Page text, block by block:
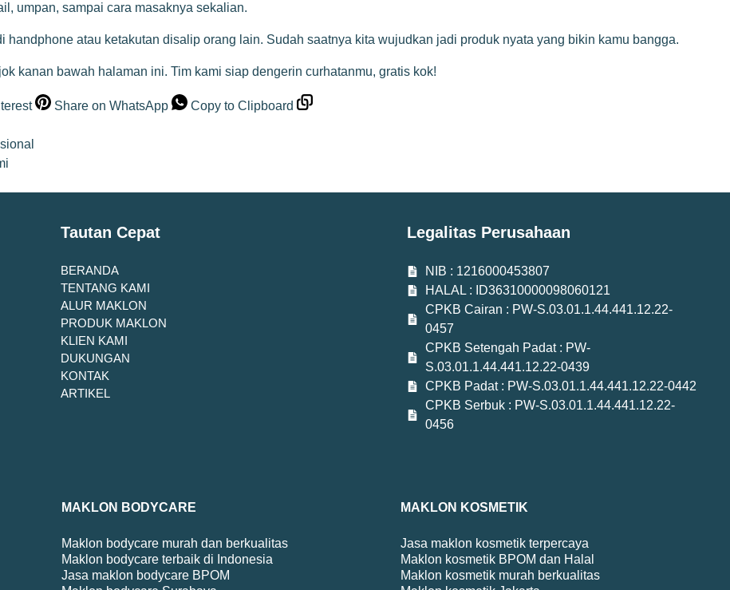
umpan, sampai cara masaknya sekalian.
handphone atau ketakutan disalip orang lain. Sudah saatnya kita wujudkan jadi produk nyata yang bikin kamu bangga.
kanan bawah halaman ini. Tim kami siap dengerin curhatanmu, gratis kok!
Share on WhatsApp Copy to Clipboard
Tautan Cepat
BERANDA
TENTANG KAMI
ALUR MAKLON
PRODUK MAKLON
KLIEN KAMI
DUKUNGAN
KONTAK
ARTIKEL
Legalitas Perusahaan
NIB : 1216000453807
HALAL : ID36310000098060121
CPKB Cairan : PW-S.03.01.1.44.441.12.22-
0457
CPKB Setengah Padat : PW-
S.03.01.1.44.441.12.22-0439
CPKB Padat : PW-S.03.01.1.44.441.12.22-0442
CPKB Serbuk : PW-S.03.01.1.44.441.12.22-
0456
MAKLON BODYCARE
Maklon bodycare murah dan berkualitas
Maklon bodycare terbaik di Indonesia
Jasa maklon bodycare BPOM
MAKLON KOSMETIK
Jasa maklon kosmetik terpercaya
Maklon kosmetik BPOM dan Halal
Maklon kosmetik murah berkualitas